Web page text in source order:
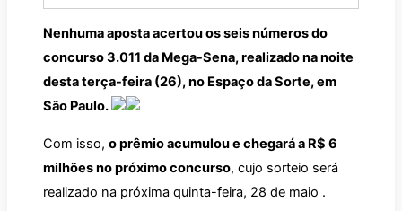
Nenhuma aposta acertou os seis números do
concurso 3.011 da Mega-Sena, realizado na noite
desta terça-feira (26), no Espaço da Sorte, em
São Paulo.
Com isso, o prêmio acumulou e chegará a R$ 6
milhões no próximo concurso, cujo sorteio será
realizado na próxima quinta-feira, 28 de maio .